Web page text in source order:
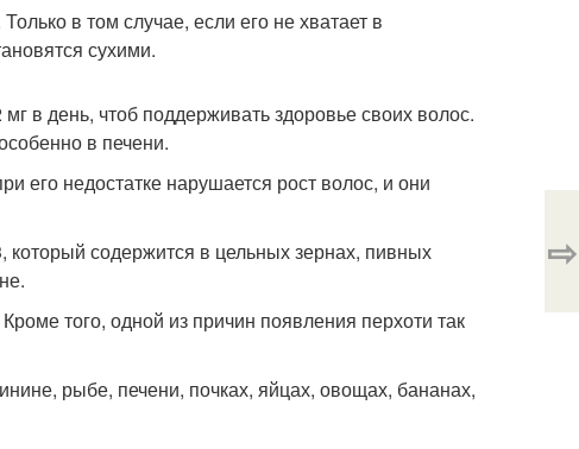
в том случае, если его не хватает в
сухими.
в день, чтоб поддерживать здоровье своих волос.
в печени.
его недостатке нарушается рост волос, и они
содержится в цельных зернах, пивных
того, одной из причин появления перхоти так
рыбе, печени, почках, яйцах, овощах, бананах,
⇨